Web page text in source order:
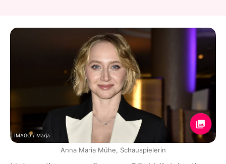
IMAGO / Marja
Anna Maria Mühe, Schauspielerin